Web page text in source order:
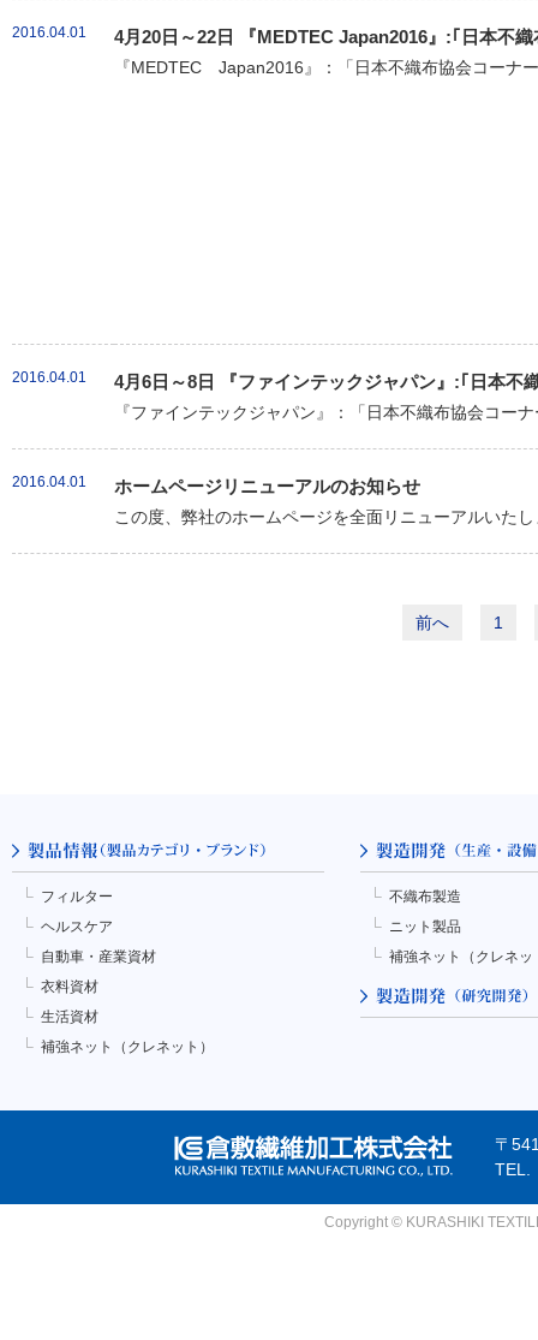
2016.04.01 4月20日～22日 『MEDTEC Japan2016』:｢日本不
『MEDTEC Japan2016』：「日本不織布協会コーナ
2016.04.01 4月6日～8日 『ファインテックジャパン』:｢日本不
『ファインテックジャパン』：「日本不織布協会コー
2016.04.01 ホームページリニューアルのお知らせ
この度、弊社のホームページを全面リニューアルいた
前へ 1
フィルター
ヘルスケア
自動車・産業資材
衣料資材
生活資材
補強ネット（クレネット）
不織布製造
ニット製品
補強ネット（クレネッ
〒
TEL.
Copyright © KURASHIKI